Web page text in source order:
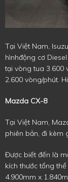
Tại Việt Nam,
hìnhđộng cơ
tại vòng tua 3.600
2.600 vòng/phút.
Mazda CX-8
Tại Việt Nam,
phiên bản, đi kèm
Được biết đến là
kích thước tổng
4.900mm x